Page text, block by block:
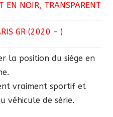
EN NOIR, TRANSPARENT
GR (2020 – )
la position du siège en
vraiment sportif et
véhicule de série.